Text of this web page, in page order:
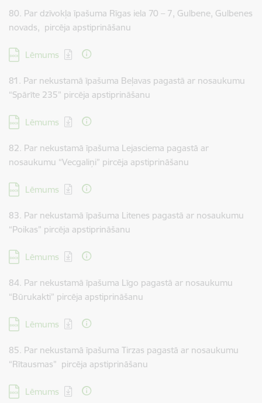
80. Par dzīvokļa īpašuma Rīgas iela 70 – 7, Gulbene, Gulbenes
novads, pircēja apstiprināšanu
Lejupielādēt:
Lēmums
81. Par nekustamā īpašuma Beļavas pagastā ar nosaukumu
“Spārīte 235” pircēja apstiprināšanu
Lejupielādēt:
Lēmums
82. Par nekustamā īpašuma Lejasciema pagastā ar
nosaukumu “Vecgaliņi” pircēja apstiprināšanu
Lejupielādēt:
Lēmums
83. Par nekustamā īpašuma Litenes pagastā ar nosaukumu
“Poikas” pircēja apstiprināšanu
Lejupielādēt:
Lēmums
84. Par nekustamā īpašuma Līgo pagastā ar nosaukumu
“Būrukakti” pircēja apstiprināšanu
Lejupielādēt:
Lēmums
85. Par nekustamā īpašuma Tirzas pagastā ar nosaukumu
“Rītausmas” pircēja apstiprināšanu
Lejupielādēt:
Lēmums